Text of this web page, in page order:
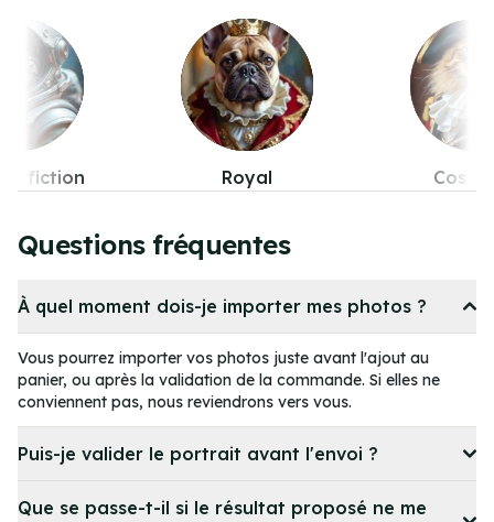
Costumes
Pop-
of
Questions fréquentes
À quel moment dois-je importer mes photos ?
Vous pourrez importer vos photos juste avant l'ajout au
panier, ou après la validation de la commande. Si elles ne
conviennent pas, nous reviendrons vers vous.
Puis-je valider le portrait avant l'envoi ?
Que se passe-t-il si le résultat proposé ne me